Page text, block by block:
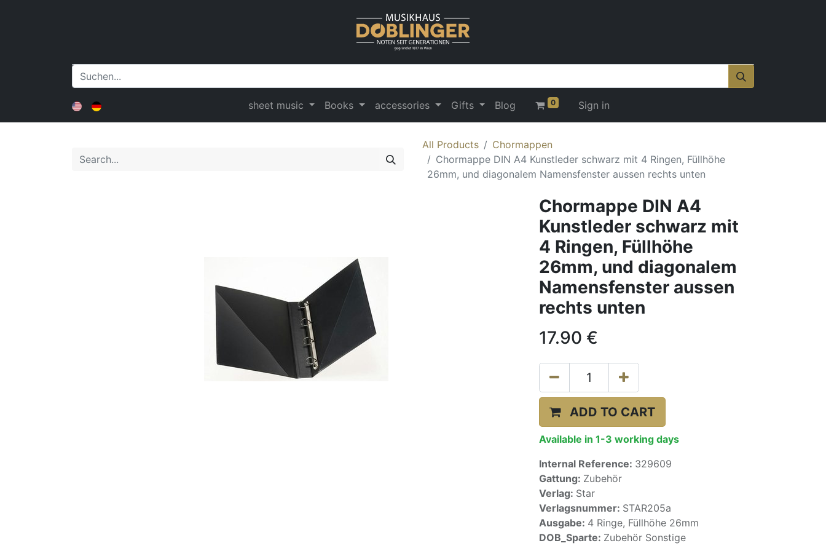
sheet music Books accessories Gifts Blog 0 Sign in
All Products
Chormappen
Chormappe DIN A4 Kunstleder schwarz mit 4 Ringen, Füllhöhe
26mm, und diagonalem Namensfenster aussen rechts unten
Chormappe DIN A4
Kunstleder schwarz mit
4 Ringen, Füllhöhe
26mm, und diagonalem
Namensfenster aussen
rechts unten
17.90 €
ADD TO CART
Available in 1-3 working days
Internal Reference: 329609
Gattung: Zubehör
Verlag: Star
Verlagsnummer: STAR205a
Ausgabe: 4 Ringe, Füllhöhe 26mm
DOB_Sparte: Zubehör Sonstige